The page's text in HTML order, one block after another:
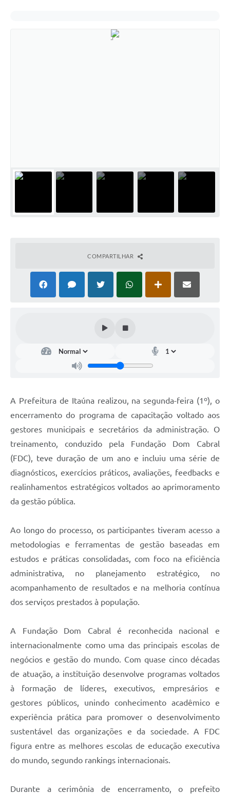
COMPARTILHAR
A Prefeitura de Itaúna realizou, na segunda-feira (1º), o
encerramento do programa de capacitação voltado aos
gestores municipais e secretários da administração. O
treinamento, conduzido pela Fundação Dom Cabral
(FDC), teve duração de um ano e incluiu uma série de
diagnósticos, exercícios práticos, avaliações, feedbacks e
realinhamentos estratégicos voltados ao aprimoramento
da gestão pública.
Ao longo do processo, os participantes tiveram acesso a
metodologias e ferramentas de gestão baseadas em
estudos e práticas consolidadas, com foco na eficiência
administrativa, no planejamento estratégico, no
acompanhamento de resultados e na melhoria contínua
dos serviços prestados à população.
A Fundação Dom Cabral é reconhecida nacional e
internacionalmente como uma das principais escolas de
negócios e gestão do mundo. Com quase cinco décadas
de atuação, a instituição desenvolve programas voltados
à formação de líderes, executivos, empresários e
gestores públicos, unindo conhecimento acadêmico e
experiência prática para promover o desenvolvimento
sustentável das organizações e da sociedade. A FDC
figura entre as melhores escolas de educação executiva
do mundo, segundo rankings internacionais.
Durante a cerimônia de encerramento, o prefeito